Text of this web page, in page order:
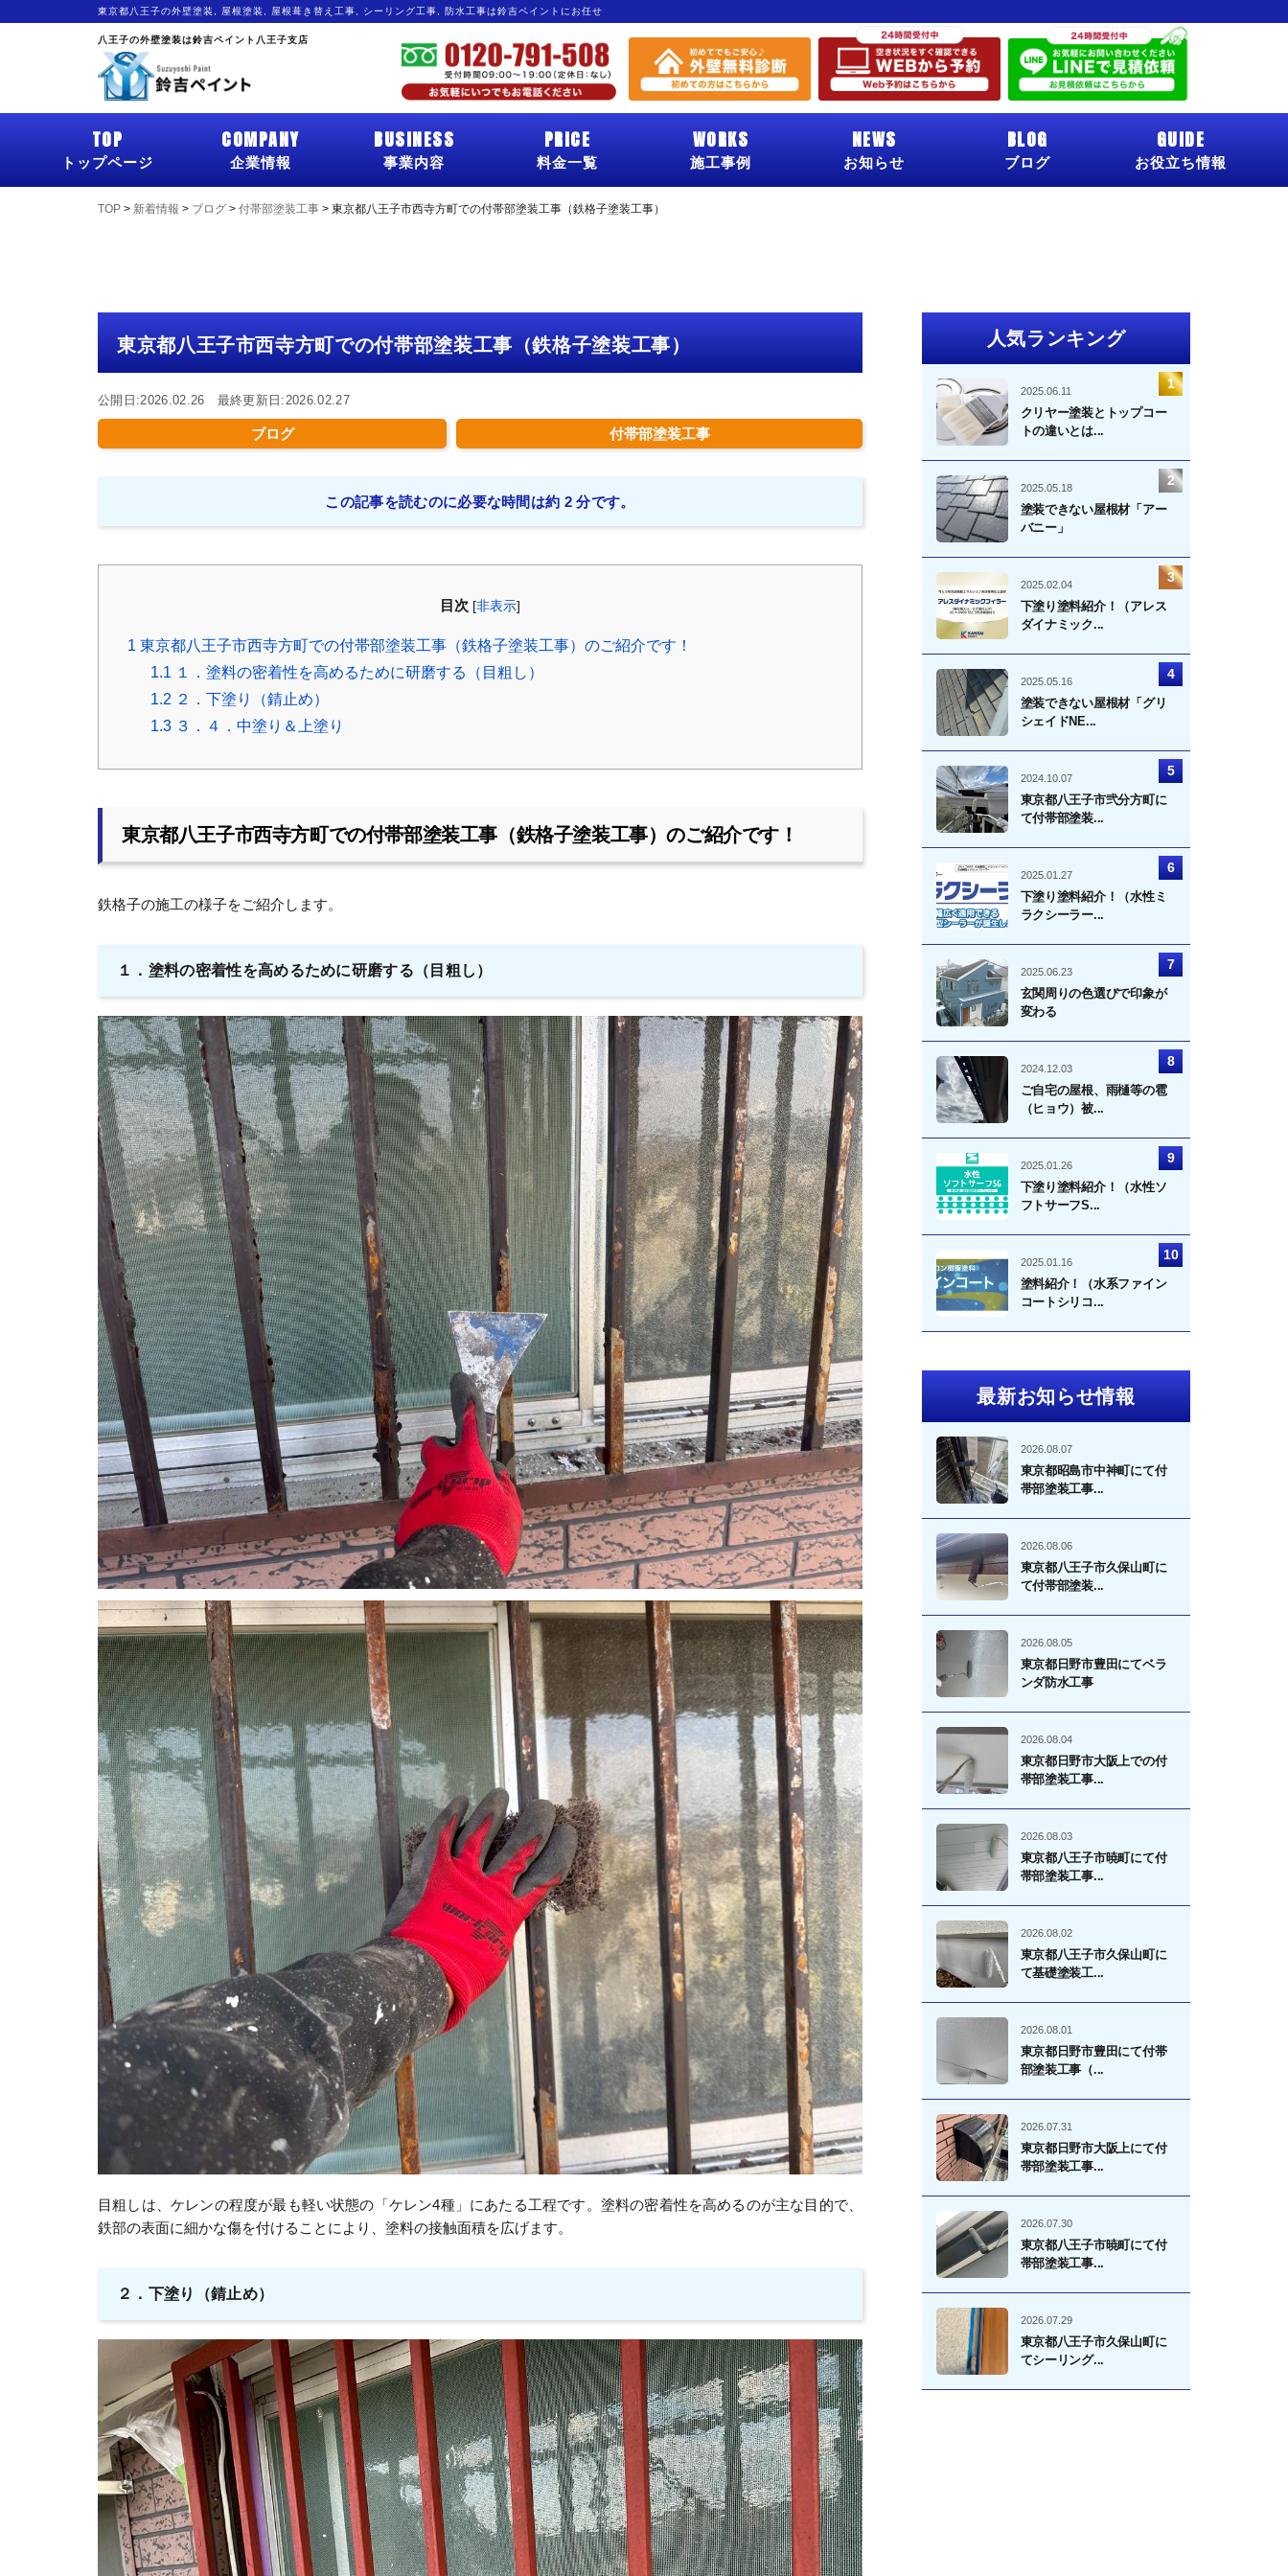
東京都八王子の外壁塗装, 屋根塗装, 屋根葺き替え工事, シーリング工事, 防水工事は鈴吉ペイントにお任せ
八王子の外壁塗装は鈴吉ペイント八王子支店
TOP
トップページ
COMPANY
企業情報
BUSINESS
事業内容
PRICE
料金一覧
WORKS
施工事例
NEWS
お知らせ
BLOG
ブログ
GUIDE
お役立ち情報
TOP > 新着情報 > ブログ > 付帯部塗装工事 > 東京都八王子市西寺方町での付帯部塗装工事（鉄格子塗装工事）
東京都八王子市西寺方町での付帯部塗装工事（鉄格子塗装工事）
公開日:2026.02.26 最終更新日:2026.02.27
ブログ 付帯部塗装工事
この記事を読むのに必要な時間は約 2 分です。
目次 [非表示]
1 東京都八王子市西寺方町での付帯部塗装工事（鉄格子塗装工事）のご紹介です！
1.1 １．塗料の密着性を高めるために研磨する（目粗し）
1.2 ２．下塗り（錆止め）
1.3 ３．４．中塗り＆上塗り
東京都八王子市西寺方町での付帯部塗装工事（鉄格子塗装工事）のご紹介です！
鉄格子の施工の様子をご紹介します。
１．塗料の密着性を高めるために研磨する（目粗し）
目粗しは、ケレンの程度が最も軽い状態の「ケレン4種」にあたる工程です。塗料の密着性を高めるのが主な目的で、
鉄部の表面に細かな傷を付けることにより、塗料の接触面積を広げます。
２．下塗り（錆止め）
人気ランキング
2025.06.11
クリヤー塗装とトップコー
トの違いとは...
2025.05.18
塗装できない屋根材「アー
バニー」
2025.02.04
下塗り塗料紹介！（アレス
ダイナミック...
2025.05.16
塗装できない屋根材「グリ
シェイドNE...
2024.10.07
東京都八王子市弐分方町に
て付帯部塗装...
2025.01.27
下塗り塗料紹介！（水性ミ
ラクシーラー...
2025.06.23
玄関周りの色選びで印象が
変わる
2024.12.03
ご自宅の屋根、雨樋等の雹
（ヒョウ）被...
2025.01.26
下塗り塗料紹介！（水性ソ
フトサーフS...
2025.01.16
塗料紹介！（水系ファイン
コートシリコ...
最新お知らせ情報
2026.08.07
東京都昭島市中神町にて付
帯部塗装工事...
2026.08.06
東京都八王子市久保山町に
て付帯部塗装...
2026.08.05
東京都日野市豊田にてベラ
ンダ防水工事
2026.08.04
東京都日野市大阪上での付
帯部塗装工事...
2026.08.03
東京都八王子市暁町にて付
帯部塗装工事...
2026.08.02
東京都八王子市久保山町に
て基礎塗装工...
2026.08.01
東京都日野市豊田にて付帯
部塗装工事（...
2026.07.31
東京都日野市大阪上にて付
帯部塗装工事...
2026.07.30
東京都八王子市暁町にて付
帯部塗装工事...
2026.07.29
東京都八王子市久保山町に
てシーリング...